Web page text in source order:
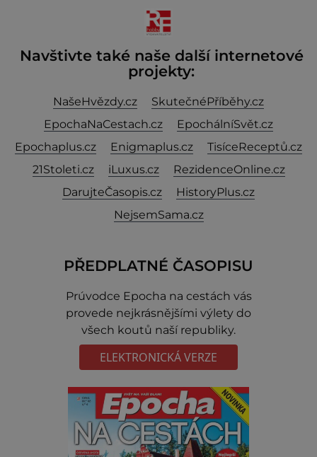
Navštivte také naše další internetové
projekty:
NašeHvězdy.cz
SkutečnéPříběhy.cz
EpochaNaCestach.cz
EpochálníSvět.cz
Epochaplus.cz
Enigmaplus.cz
TisíceReceptů.cz
21Stoleti.cz
iLuxus.cz
RezidenceOnline.cz
DarujteČasopis.cz
HistoryPlus.cz
NejsemSama.cz
PŘEDPLATNÉ ČASOPISU
Prúvodce Epocha na cestách vás
provede nejkrásnějšími výlety do
všech koutů naší republiky.
ELEKTRONICKÁ VERZE